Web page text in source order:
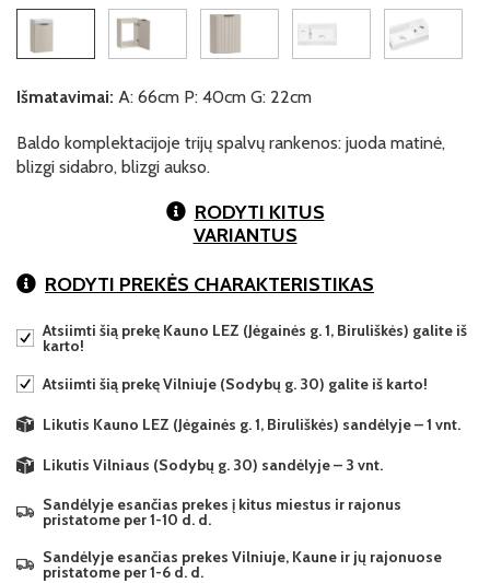
Išmatavimai: A: 66cm P: 40cm G: 22cm
Baldo komplektacijoje trijų spalvų rankenos: juoda matinė,
blizgi sidabro, blizgi aukso.
RODYTI KITUS
VARIANTUS
RODYTI PREKĖS CHARAKTERISTIKAS
Atsiimti šią prekę Kauno LEZ (Jėgainės g. 1, Biruliškės) galite iš
karto!
Atsiimti šią prekę Vilniuje (Sodybų g. 30) galite iš karto!
Likutis Kauno LEZ (Jėgainės g. 1, Biruliškės) sandėlyje – 1 vnt.
Likutis Vilniaus (Sodybų g. 30) sandėlyje – 3 vnt.
Sandėlyje esančias prekes į kitus miestus ir rajonus
pristatome per 1-10 d. d.
Sandėlyje esančias prekes Vilniuje, Kaune ir jų rajonuose
pristatome per 1-6 d. d.